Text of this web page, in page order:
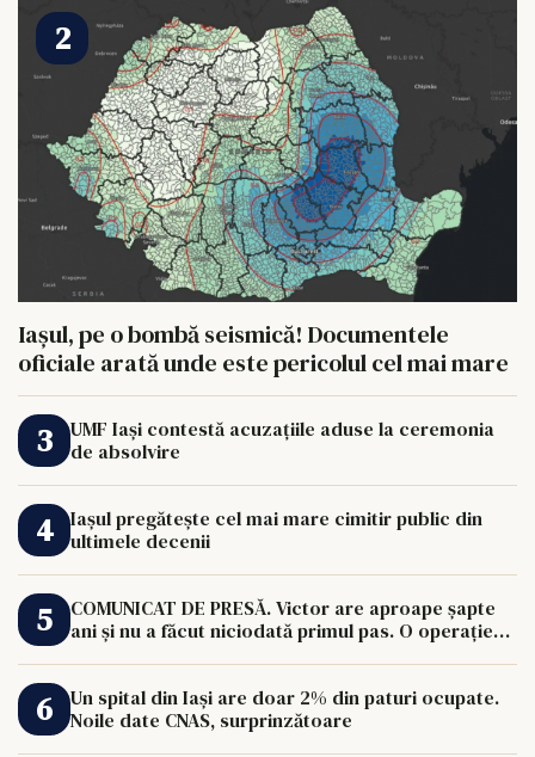
Iașul, pe o bombă seismică! Documentele
oficiale arată unde este pericolul cel mai mare
UMF Iași contestă acuzațiile aduse la ceremonia
de absolvire
Iașul pregătește cel mai mare cimitir public din
ultimele decenii
COMUNICAT DE PRESĂ. Victor are aproape șapte
ani și nu a făcut niciodată primul pas. O operație
Un spital din Iași are doar 2% din paturi ocupate.
Noile date CNAS, surprinzătoare